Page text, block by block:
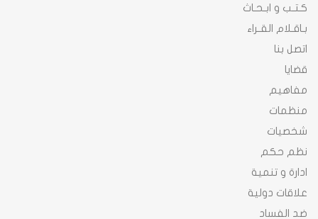
كـتـب و ابـحـاث
بـاقـلام القـراء
اتصل بنا
قضايا
مفاهيم
منظمات
شخصيات
نظم حكم
ادارة و تنمية
علاقات دولية
ضد الفساد